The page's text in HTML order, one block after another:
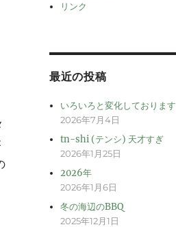
リンク
最近の投稿
いろいろと変化しております
2026年7月4日
tn-shi (テンシ) 天才すぎ
2026年1月25日
2026年
2026年1月6日
冬の海辺のBBQ
2025年12月1日